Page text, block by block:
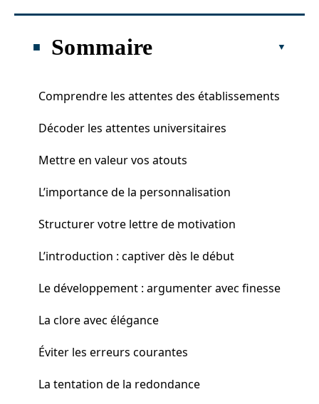
Sommaire
Comprendre les attentes des établissements
Décoder les attentes universitaires
Mettre en valeur vos atouts
L’importance de la personnalisation
Structurer votre lettre de motivation
L’introduction : captiver dès le début
Le développement : argumenter avec finesse
La clore avec élégance
Éviter les erreurs courantes
La tentation de la redondance